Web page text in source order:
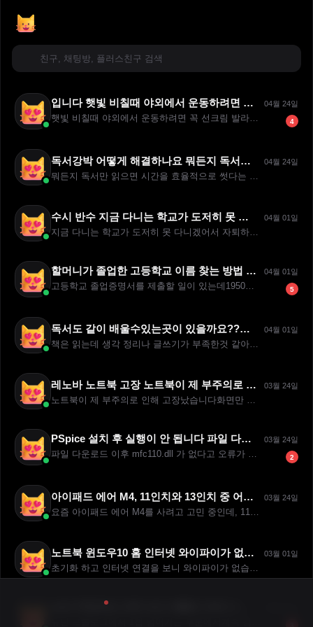
입니다 햇빛 비칠때 야외에서 운동하려면 꼭 선크림 발라야하는 것인가요? 04월 24일
햇빛 비칠때 야외에서 운동하려면 꼭 선크림 발라야하는 것인가요?... 4
독서강박 어떻게 해결하나요 뭐든지 독서만 읽으면 시간을 효율적으로 썻다는 망상을 합니다 어떻게 해결하나요 04월 24일
수시 반수 지금 다니는 학교가 도저히 못 다니겠어서 자퇴하고 수시 반수 하고 04월 01일
할머니가 졸업한 고등학교 이름 찾는 방법 고등학교 졸업증명서를 제출할 일이 있는데1950년대에 태어나셨고, 학교명이 명확하게 기억나지 않으신것 같습니다.졸업한 04월 01일
고등학교 졸업증명서를 제출할 일이 있는데1950년대에 태어나셨고... 5
독서도 같이 배울수있는곳이 있을까요??전주신동초등학교 부근입니다. 책은 읽는데 생각 정리나 글쓰기가 부족한것 같아요독서랑 논술 같이 지도하는 04월 01일
레노바 노트북 고장 노트북이 제 부주의로 인해 고장났습니다화면만 깨진것 같긴한데 잘모르겠습니다 혹시 무상보증기간에 03월 24일
PSpice 설치 후 실행이 안 됩니다 파일 다운로드 이후 mfc110.dll 가 없다고 오류가 뜨며 열리지 않습니다 03월 24일
파일 다운로드 이후 mfc110.dll 가 없다고 오류가 뜨며 ... 2
아이패드 에어 M4, 11인치와 13인치 중 어떤 걸 선택할까요? 요즘 아이패드 에어 M4를 사려고 고민 중인데, 11인치와 13인치 중에 03월 24일
노트북 윈도우10 홈 인터넷 와이파이가 없습니다. 초기화 하고 인터넷 연결을 보니 와이파이가 없습니다.어떻게 잡아야 할까요? ㅠㅠ※추가질문도 03월 01일